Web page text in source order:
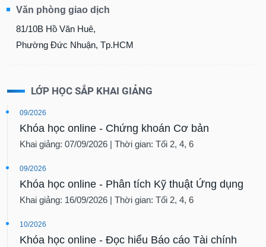
Văn phòng giao dịch
81/10B Hồ Văn Huê,
Phường Đức Nhuận, Tp.HCM
LỚP HỌC SẮP KHAI GIẢNG
09/2026
Khóa học online - Chứng khoán Cơ bản
Khai giảng: 07/09/2026 | Thời gian: Tối 2, 4, 6
09/2026
Khóa học online - Phân tích Kỹ thuật Ứng dụng
Khai giảng: 16/09/2026 | Thời gian: Tối 2, 4, 6
10/2026
Khóa học online - Đọc hiểu Báo cáo Tài chính